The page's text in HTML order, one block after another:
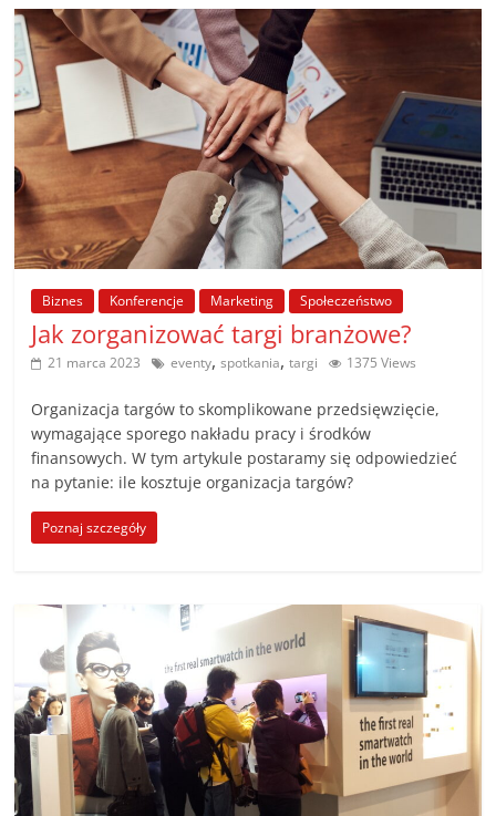
Biznes Konferencje Marketing Społeczeństwo
Jak zorganizować targi branżowe?
21 marca 2023 eventy,spotkania,targi 1375 Views
Organizacja targów to skomplikowane przedsięwzięcie,
wymagające sporego nakładu pracy i środków
finansowych. W tym artykule postaramy się odpowiedzieć
na pytanie: ile kosztuje organizacja targów?
Poznaj szczegóły